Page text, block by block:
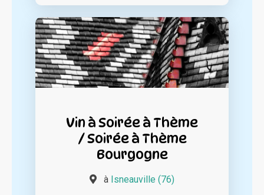
Vin à Soirée à Thème
/ Soirée à Thème
Bourgogne
à Isneauville (76)